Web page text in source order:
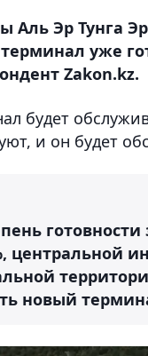
Эр Тунга
уже
Zakon.kz.
будет
и он будет
центральной
новый